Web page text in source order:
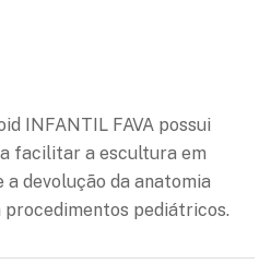
INFANTIL FAVA possui
facilitar a escultura em
devolução da anatomia
pediátricos.